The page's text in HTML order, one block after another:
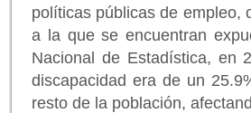
políticas públicas de empleo,
a la que se encuentran
Nacional de Estadística, en
discapacidad era de un
resto de la población,